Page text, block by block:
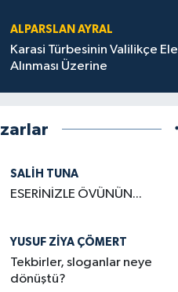
ALPARSLAN AYRAL
Karasi Türbesinin Valilikçe Ele
Alınması Üzerine
SALIH TUNA
ESERİNİZLE ÖVÜNÜN...
YUSUF ZIYA ÇÖMERT
Tekbirler, sloganlar neye
dönüştü?